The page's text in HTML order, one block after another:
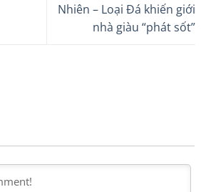
Nhiên – Loại Đá khiến giới
nhà giàu “phát sốt”